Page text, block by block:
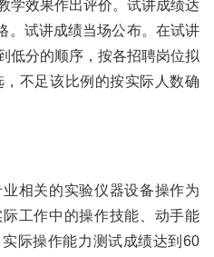
学效果作出评价。试讲成绩达
。试讲成绩当场公布。在试讲
低分的顺序，按各招聘岗位拟
不足该比例的按实际人数确
相关的实验仪器设备操作为
工作中的操作技能、动手能
际操作能力测试成绩达到60